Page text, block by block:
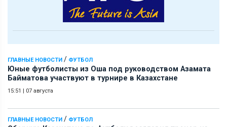
ГЛАВНЫЕ НОВОСТИ / ФУТБОЛ
Юные футболисты из Оша под руководством Азамата
Байматова участвуют в турнире в Казахстане
15:51 | 07 августа
ГЛАВНЫЕ НОВОСТИ / ФУТБОЛ